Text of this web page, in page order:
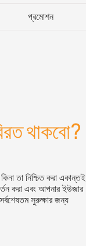
প্রমোশন
থাকবো?
তা নিশ্চিত করা একান্তই
করা এবং আপনারইউজার
সুরুক্ষার জন্য